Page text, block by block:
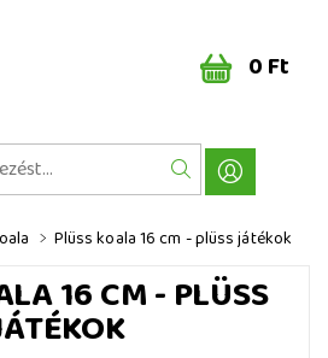
0 Ft
Plüss koala 16 cm - plüss játékok
16 CM - PLÜSS